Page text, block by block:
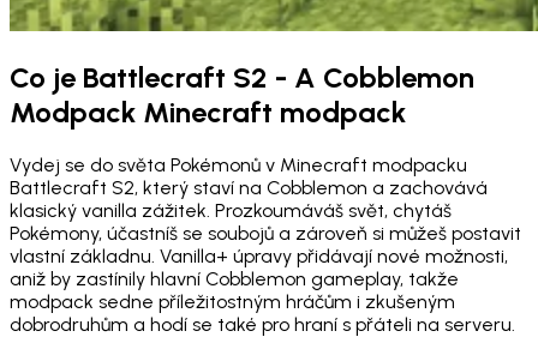
Co je Battlecraft S2 - A Cobblemon
Modpack Minecraft modpack
Vydej se do světa Pokémonů v Minecraft modpacku
Battlecraft S2, který staví na Cobblemon a zachovává
klasický vanilla zážitek. Prozkoumáváš svět, chytáš
Pokémony, účastníš se soubojů a zároveň si můžeš postavit
vlastní základnu. Vanilla+ úpravy přidávají nové možnosti,
aniž by zastínily hlavní Cobblemon gameplay, takže
modpack sedne příležitostným hráčům i zkušeným
dobrodruhům a hodí se také pro hraní s přáteli na serveru.